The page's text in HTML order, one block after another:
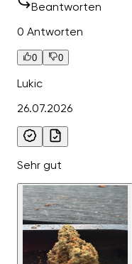
Beantworten
0 Antworten
0 0
Lukic
26.07.2026
Sehr gut